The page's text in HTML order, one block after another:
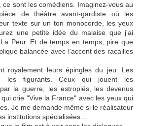
sont les comédiens. Imaginez-vous au
de théâtre avant-gardiste où les
texte sur un ton monocorde, les yeux
une petite idée du malaise que j'ai
Peur. Et de temps en temps, pire que
balancée avec l'accent des racailles
royalement leurs épingles du jeu. Les
les figurants. Ceux qui jouent les
la guerre, les estropiés, les devenus
crie "Vive la France" avec les yeux qui
Je me demande même si le réalisateur
institutions spécialisées...